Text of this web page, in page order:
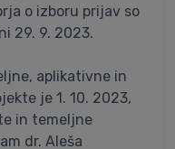
o izboru prijav so
29. 9. 2023.
aplikativne in
je 1. 10. 2023,
in temeljne
dr. Aleša